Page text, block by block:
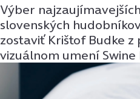
Výber
slovenských
zostaviť Krištof Budke
vizuálnom umení Swine